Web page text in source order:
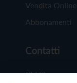
Vendita Online
Abbonamenti
Contatti
Chi Siamo